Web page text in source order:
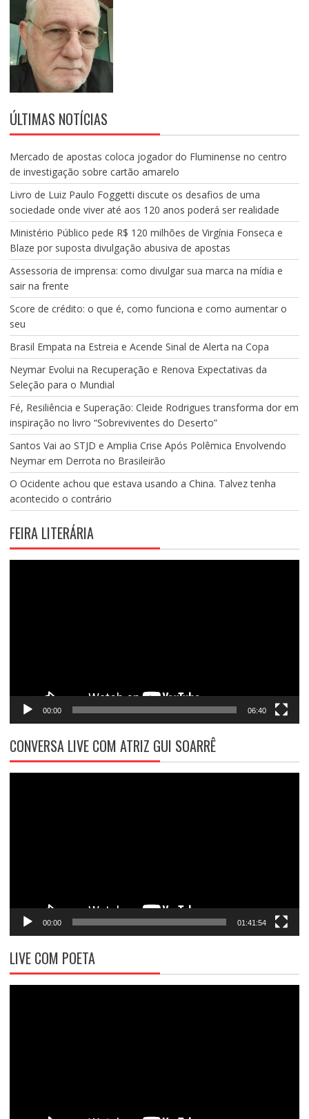
ÚLTIMAS NOTÍCIAS
Mercado de apostas coloca jogador do Fluminense no centro
de investigação sobre cartão amarelo
Livro de Luiz Paulo Foggetti discute os desafios de uma
sociedade onde viver até aos 120 anos poderá ser realidade
Ministério Público pede R$ 120 milhões de Virgínia Fonseca e
Blaze por suposta divulgação abusiva de apostas
Assessoria de imprensa: como divulgar sua marca na mídia e
sair na frente
Score de crédito: o que é, como funciona e como aumentar o
seu
Brasil Empata na Estreia e Acende Sinal de Alerta na Copa
Neymar Evolui na Recuperação e Renova Expectativas da
Seleção para o Mundial
Fé, Resiliência e Superação: Cleide Rodrigues transforma dor em
inspiração no livro “Sobreviventes do Deserto”
Santos Vai ao STJD e Amplia Crise Após Polêmica Envolvendo
Neymar em Derrota no Brasileirão
O Ocidente achou que estava usando a China. Talvez tenha
acontecido o contrário
FEIRA LITERÁRIA
00:00 06:40
CONVERSA LIVE COM ATRIZ GUI SOARRÊ
00:00 01:41:54
LIVE COM POETA